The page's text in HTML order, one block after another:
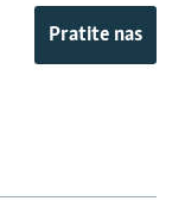
Pratite nas